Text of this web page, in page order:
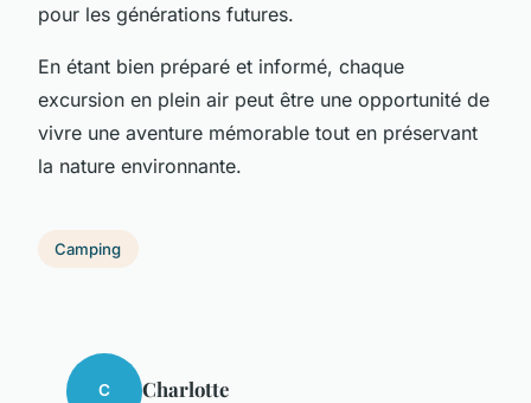
pour les générations futures.
En étant bien préparé et informé, chaque
excursion en plein air peut être une opportunité de
vivre une aventure mémorable tout en préservant
la nature environnante.
Camping
C Charlotte